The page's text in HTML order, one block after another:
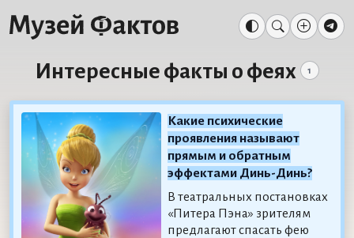
Интересные факты о феях 1
Какие психические
проявления называют
прямым и обратным
эффектами Динь-Динь?
В театральных постановках
«Питера Пэна» зрителям
предлагают спасать фею